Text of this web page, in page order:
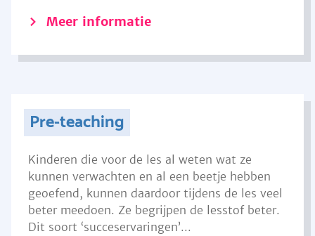
Meer informatie
Pre-teaching
Kinderen die voor de les al weten wat ze
kunnen verwachten en al een beetje hebben
geoefend, kunnen daardoor tijdens de les veel
beter meedoen. Ze begrijpen de lesstof beter.
Dit soort ‘succeservaringen’...